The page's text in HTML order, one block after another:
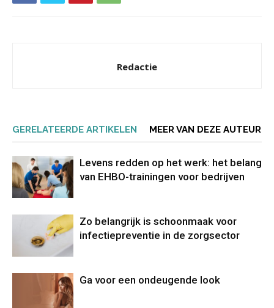
Redactie
GERELATEERDE ARTIKELEN MEER VAN DEZE AUTEUR
Levens redden op het werk: het belang
van EHBO-trainingen voor bedrijven
Zo belangrijk is schoonmaak voor
infectiepreventie in de zorgsector
Ga voor een ondeugende look